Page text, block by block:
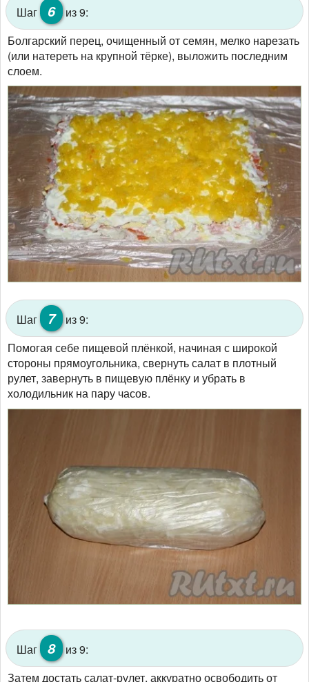
Шаг 6
из 9:
Болгарский перец, очищенный от семян, мелко нарезать
(или натереть на крупной тёрке), выложить последним
слоем.
Шаг 7
из 9:
Помогая себе пищевой плёнкой, начиная с широкой
стороны прямоугольника, свернуть салат в плотный
рулет, завернуть в пищевую плёнку и убрать в
холодильник на пару часов.
Шаг 8
из 9:
Затем достать салат-рулет, аккуратно освободить от